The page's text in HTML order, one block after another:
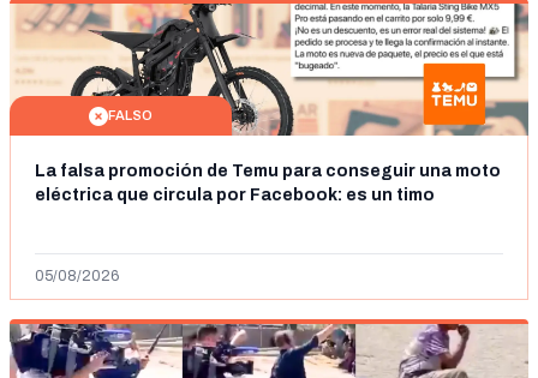
FALSO
La falsa promoción de Temu para conseguir una moto
eléctrica que circula por Facebook: es un timo
05/08/2026